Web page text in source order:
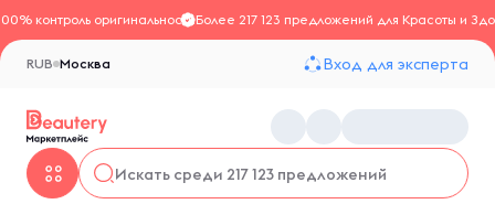
контроль оригинальностиБолее 217 123 предложений для Красоты и
Москва
RUB Вход для эксперта